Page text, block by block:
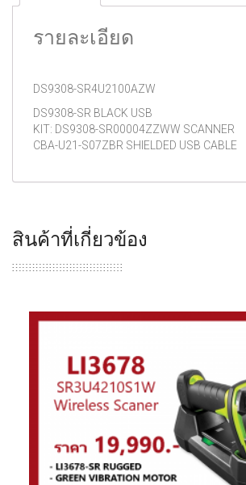
รายละเอียด
DS9308-SR4U2100AZW
DS9308-SR BLACK USB
KIT: DS9308-SR00004ZZWW SCANNER
CBA-U21-S07ZBR SHIELDED USB CABLE
สินค้าที่เกี่ยวข้อง